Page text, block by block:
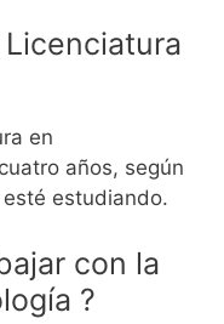
en
años, según
estudiando.
con la
?